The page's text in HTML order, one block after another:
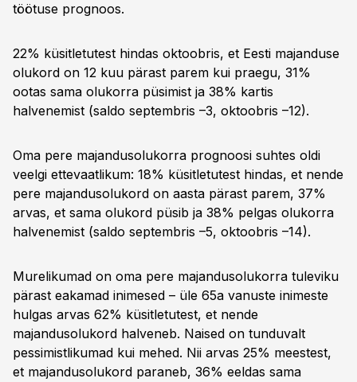
töötuse prognoos.
22% küsitletutest hindas oktoobris, et Eesti majanduse
olukord on 12 kuu pärast parem kui praegu, 31%
ootas sama olukorra püsimist ja 38% kartis
halvenemist (saldo septembris –3, oktoobris –12).
Oma pere majandusolukorra prognoosi suhtes oldi
veelgi ettevaatlikum: 18% küsitletutest hindas, et nende
pere majandusolukord on aasta pärast parem, 37%
arvas, et sama olukord püsib ja 38% pelgas olukorra
halvenemist (saldo septembris –5, oktoobris –14).
Murelikumad on oma pere majandusolukorra tuleviku
pärast eakamad inimesed – üle 65a vanuste inimeste
hulgas arvas 62% küsitletutest, et nende
majandusolukord halveneb. Naised on tunduvalt
pessimistlikumad kui mehed. Nii arvas 25% meestest,
et majandusolukord paraneb, 36% eeldas sama